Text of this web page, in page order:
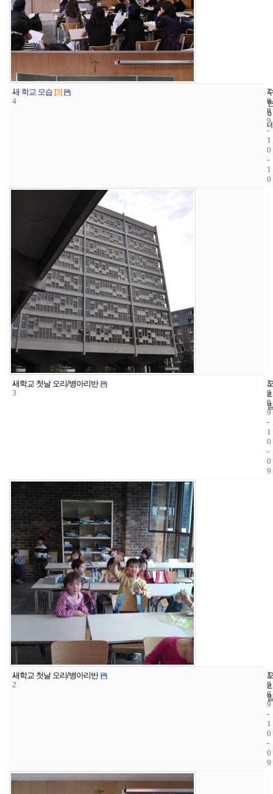
1
4
새 학교 모습 [3]
1
9
8
2
0
0
9
-
1
0
-
1
0
1
3
새학교 첫날 오리/병아리반
2
2
9
2
0
0
9
-
1
0
-
0
9
1
2
새학교 첫날 오리/병아리반
1
7
8
2
0
0
9
-
1
0
-
0
9